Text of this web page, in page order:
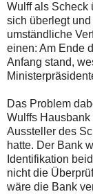
Wulff als Scheck
sich überlegt
umständliche
einen: Am Ende
Anfang stand,
Das Problem
Wulffs
Aussteller des
hatte. Der Bank
Identifikation
nicht die
wäre die Bank